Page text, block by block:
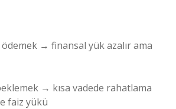
→ finansal yük azalır ama
→ kısa vadede rahatlama
faiz yükü